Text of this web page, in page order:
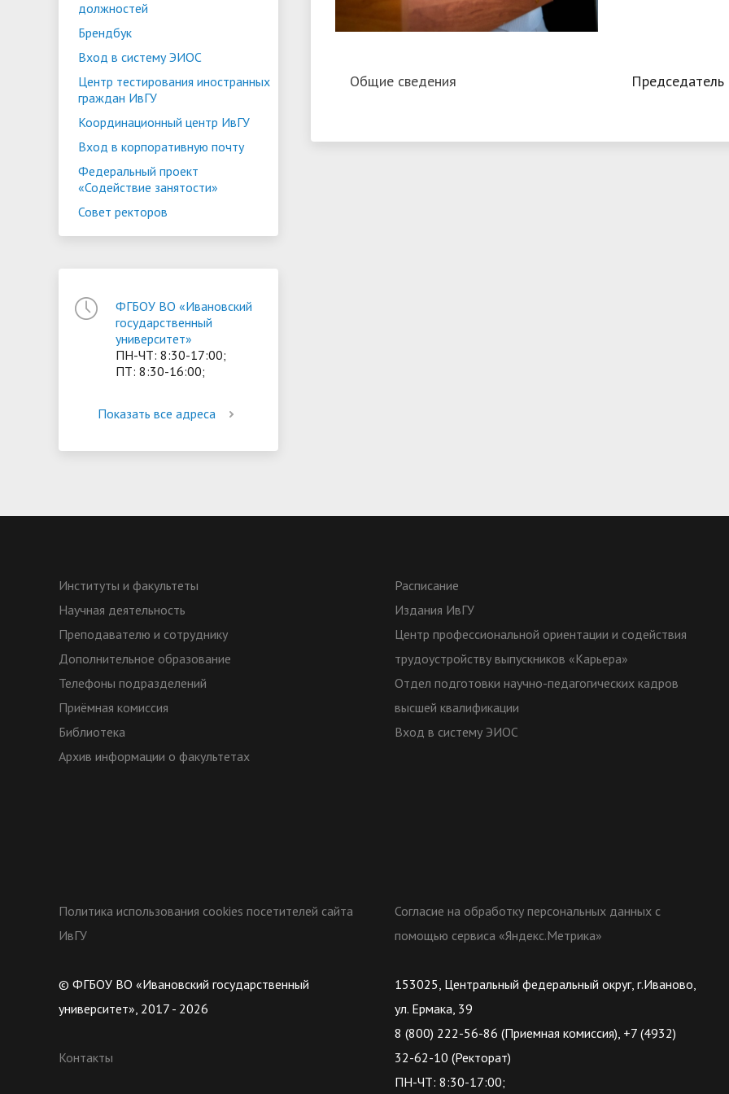
должностей
Брендбук
Вход в систему ЭИОС
Центр тестирования иностранных
граждан ИвГУ
Координационный центр ИвГУ
Вход в корпоративную почту
Федеральный проект
«Содействие занятости»
Совет ректоров
ФГБОУ ВО «Ивановский
государственный
университет»
ПН-ЧТ: 8:30-17:00;
ПТ: 8:30-16:00;
Показать все адреса
Общие сведения
Институты и факультеты
Научная деятельность
Преподавателю и сотруднику
Дополнительное образование
Телефоны подразделений
Приёмная комиссия
Библиотека
Архив информации о факультетах
Расписание
Издания ИвГУ
Центр профессиональной ориентации и содействия
трудоустройству выпускников «Карьера»
Отдел подготовки научно-педагогических кадров
высшей квалификации
Вход в систему ЭИОС
Политика использования cookies посетителей сайта
ИвГУ
Согласие на обработку персональных данных с
помощью сервиса «Яндекс.Метрика»
© ФГБОУ ВО «Ивановский государственный
университет», 2017 - 2026
Контакты
153025, Центральный федеральный округ, г.Иваново,
ул. Ермака, 39
8 (800) 222-56-86 (Приемная комиссия), +7 (4932)
32-62-10 (Ректорат)
ПН-ЧТ: 8:30-17:00;